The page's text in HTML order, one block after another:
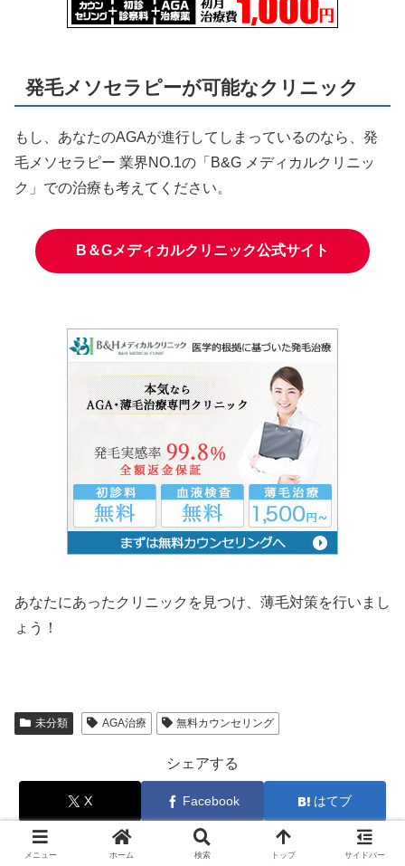
発毛メソセラピーが可能なクリニック
もし、あなたのAGAが進行してしまっているのなら、発
毛メソセラピー 業界NO.1の「B&G メディカルクリニッ
ク」での治療も考えてください。
B＆Gメディカルクリニック公式サイト
あなたにあったクリニックを見つけ、薄毛対策を行いまし
ょう！
未分類 AGA治療 無料カウンセリング
シェアする
X Facebook はてブ
コピー
メニュー ホーム 検索 トップ サイドバー